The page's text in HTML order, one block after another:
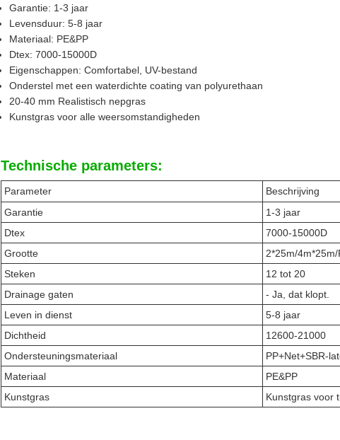
Garantie: 1-3 jaar
Levensduur: 5-8 jaar
Materiaal: PE&PP
Dtex: 7000-15000D
Eigenschappen: Comfortabel, UV-bestand
Onderstel met een waterdichte coating van polyurethaan
20-40 mm Realistisch nepgras
Kunstgras voor alle weersomstandigheden
Technische parameters:
Parameter
Beschrijving
Garantie
1-3 jaar
Dtex
7000-15000D
Grootte
2*25m/
Steken
12 tot 20
Drainage gaten
- Ja, dat klopt.
Leven in dienst
5-8 jaar
Dichtheid
12600-21000
Ondersteuningsmateriaal
PP+Net+SBR-
Materiaal
PE&PP
Kunstgras
Kunstgras voor